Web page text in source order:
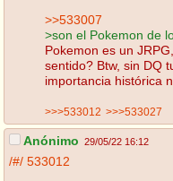
>>533007
>son el Pokemon de
Pokemon es un
sentido? Btw, sin DQ
importancia histórica
>>>533012 >>>533027
Anónimo 29/05/22 16:12
/#/ 533012